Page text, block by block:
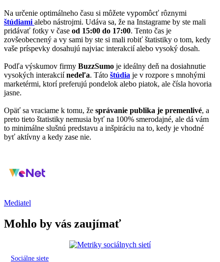
Na určenie optimálneho času si môžete vypomôcť rôznymi
štúdiami alebo nástrojmi. Udáva sa, že na Instagrame by ste mali
pridávať fotky v čase od 15:00 do 17:00. Tento čas je
zovšeobecnený a vy sami by ste si mali robiť štatistiky o tom, kedy
vaše príspevky dosahujú najviac interakcií alebo vysoký dosah.
Podľa výskumov firmy BuzzSumo je ideálny deň na dosiahnutie
vysokých interakciínedeľa. Táto štúdia je v rozpore s mnohými
marketérmi, ktorí preferujú pondelok alebo piatok, ale čísla hovoria
jasne.
Opäť sa vraciame k tomu, že správanie publika je premenlivé, a
preto tieto štatistiky nemusia byť na 100% smerodajné, ale dá vám
to minimálne slušnú predstavu a inšpiráciu na to, kedy je vhodné
byť aktívny a kedy zase nie.
Mediatel
Mohlo by vás zaujímať
Sociálne siete